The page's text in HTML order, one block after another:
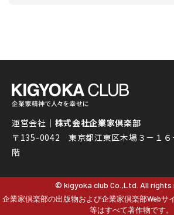
運営会社｜ 株式会社企業家倶楽部
〒135-0042 東京都江東区木場３－１６
階
© kigyoka club Co.,Ltd. All rights
企業家倶楽部の出版物および企業家倶楽部Webサ
等はすべて著作物です。